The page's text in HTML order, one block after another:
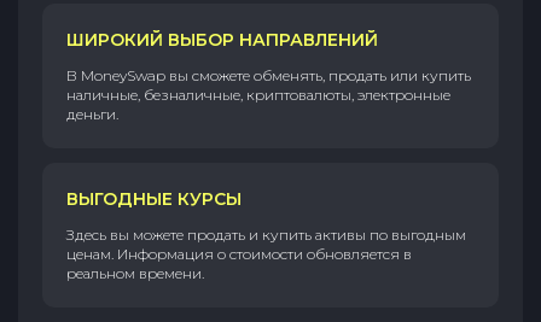
ШИРОКИЙ ВЫБОР НАПРАВЛЕНИЙ
В MoneySwap вы сможете обменять, продать или купить
наличные, безналичные, криптовалюты, электронные
деньги.
ВЫГОДНЫЕ КУРСЫ
Здесь вы можете продать и купить активы по выгодным
ценам. Информация о стоимости обновляется в
реальном времени.